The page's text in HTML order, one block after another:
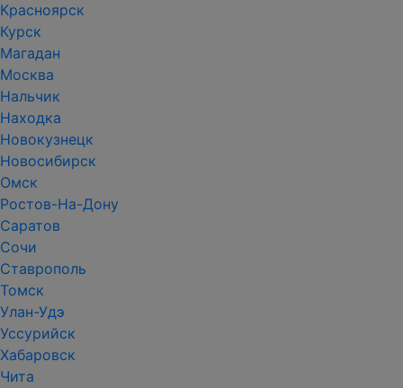
Красноярск
Курск
Магадан
Москва
Нальчик
Находка
Новокузнецк
Новосибирск
Омск
Ростов-На-Дону
Саратов
Сочи
Ставрополь
Томск
Улан-Удэ
Уссурийск
Хабаровск
Чита